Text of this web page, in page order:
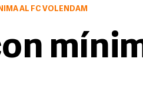
AL FC VOLENDAM